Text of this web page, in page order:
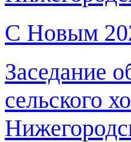
С Новым
Заседание
сельского